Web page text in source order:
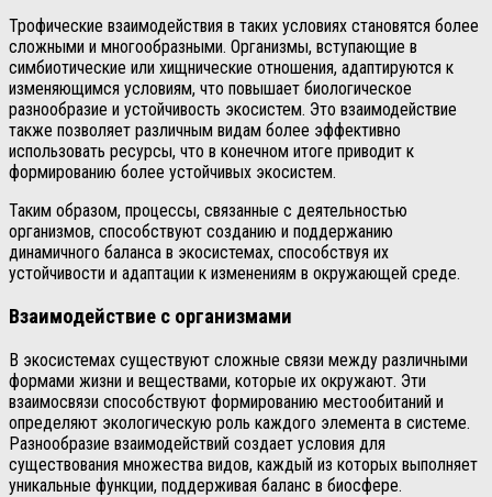
Трофические взаимодействия в таких условиях становятся более
сложными и многообразными. Организмы, вступающие в
симбиотические или хищнические отношения, адаптируются к
изменяющимся условиям, что повышает биологическое
разнообразие и устойчивость экосистем. Это взаимодействие
также позволяет различным видам более эффективно
использовать ресурсы, что в конечном итоге приводит к
формированию более устойчивых экосистем.
Таким образом, процессы, связанные с деятельностью
организмов, способствуют созданию и поддержанию
динамичного баланса в экосистемах, способствуя их
устойчивости и адаптации к изменениям в окружающей среде.
Взаимодействие с организмами
В экосистемах существуют сложные связи между различными
формами жизни и веществами, которые их окружают. Эти
взаимосвязи способствуют формированию местообитаний и
определяют экологическую роль каждого элемента в системе.
Разнообразие взаимодействий создает условия для
существования множества видов, каждый из которых выполняет
уникальные функции, поддерживая баланс в биосфере.